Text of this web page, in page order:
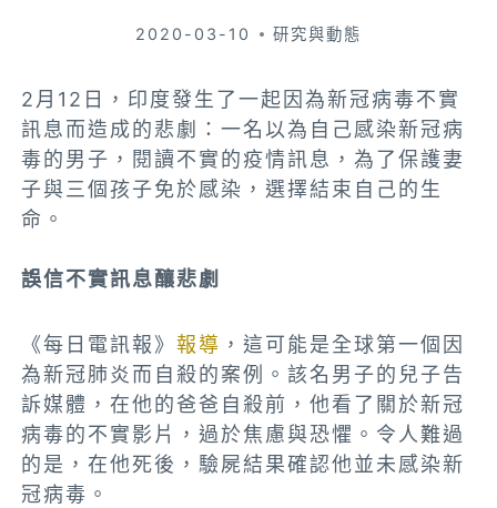
2020-03-10 研究與動態
2月12日，印度發生了一起因為新冠病毒不實
訊息而造成的悲劇：一名以為自己感染新冠病
毒的男子，閱讀不實的疫情訊息，為了保護妻
子與三個孩子免於感染，選擇結束自己的生
命。
誤信不實訊息釀悲劇
《每日電訊報》報導 ，這可能是全球第一個因
為新冠肺炎而自殺的案例。該名男子的兒子告
訴媒體，在他的爸爸自殺前，他看了關於新冠
病毒的不實影片，過於焦慮與恐懼。令人難過
的是，在他死後，驗屍結果確認他並未感染新
冠病毒。